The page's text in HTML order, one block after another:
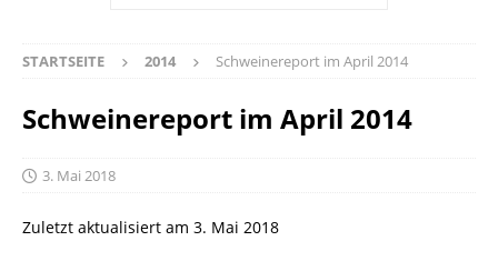
STARTSEITE 2014 Schweinereport im April 2014
Schweinereport im April 2014
3. Mai 2018
Zuletzt aktualisiert am 3. Mai 2018